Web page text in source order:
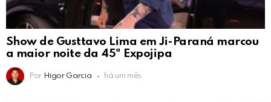
Show de Gusttavo Lima em Ji-Paraná marcou
a maior noite da 45ª Expojipa
Por Higor Garcia há um mês